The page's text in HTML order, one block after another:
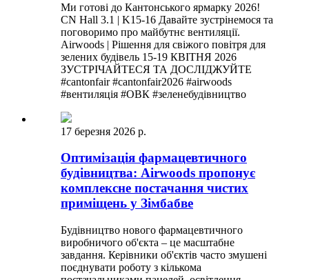
Ми готові до Кантонського ярмарку 2026!
CN Hall 3.1 | K15-16 Давайте зустрінемося та
поговоримо про майбутнє вентиляції.
Airwoods | Рішення для свіжого повітря для
зелених будівель 15-19 КВІТНЯ 2026
ЗУСТРІЧАЙТЕСЯ ТА ДОСЛІДЖУЙТЕ
#cantonfair #cantonfair2026 #airwoods
#вентиляція #ОВК #зеленебудівництво
17 березня 2026 р.
Оптимізація фармацевтичного
будівництва: Airwoods пропонує
комплексне постачання чистих
приміщень у Зімбабве
Будівництво нового фармацевтичного
виробничого об'єкта – це масштабне
завдання. Керівники об'єктів часто змушені
поєднувати роботу з кількома